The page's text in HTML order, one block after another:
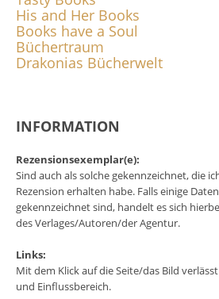
His and Her Books
Books have a Soul
Büchertraum
Drakonias Bücherwelt
INFORMATION
Rezensionsexemplar(e):
Sind auch als solche gekennzeichnet, die
Rezension erhalten habe. Falls einige
gekennzeichnet sind, handelt es sich
des Verlages/Autoren/der Agentur.
Links:
Mit dem Klick auf die Seite/das Bild
und Einflussbereich.